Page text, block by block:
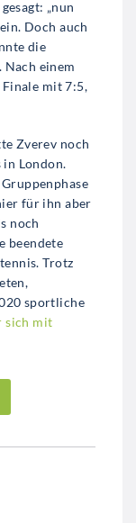
„nun
Doch auch
die
einem
mit 7:5,
Zverev noch
in London.
für ihn aber
noch
beendete
Trotz
sportliche
sich mit